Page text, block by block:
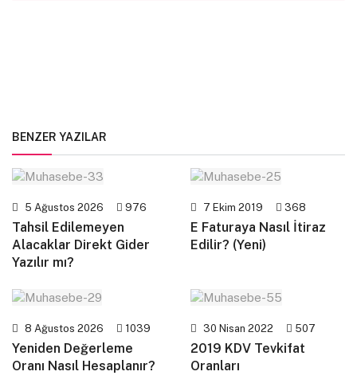
BENZER YAZILAR
5 Ağustos 2026 976
Tahsil Edilemeyen
Alacaklar Direkt Gider
Yazılır mı?
7 Ekim 2019 368
E Faturaya Nasıl İtiraz
Edilir? (Yeni)
8 Ağustos 2026 1039
Yeniden Değerleme
Oranı Nasıl Hesaplanır?
30 Nisan 2022 507
2019 KDV Tevkifat
Oranları